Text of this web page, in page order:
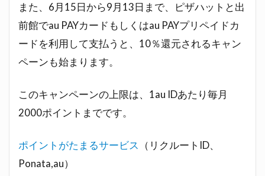
また、6月15日から9月13日まで、ピザハットと出
前館でau PAYカードもしくはau PAYプリペイドカ
ードを利用して支払うと、10％還元されるキャン
ペーンも始まります。
このキャンペーンの上限は、1au IDあたり毎月
2000ポイントまでです。
ポイントがたまるサービス （リクルートID、
Ponata,au）